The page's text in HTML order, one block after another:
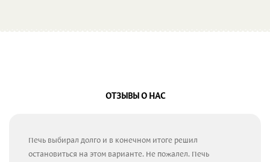
ОТЗЫВЫ О НАС
Печь выбирал долго и в конечном итоге решил
остановиться на этом варианте. Не пожалел. Печь